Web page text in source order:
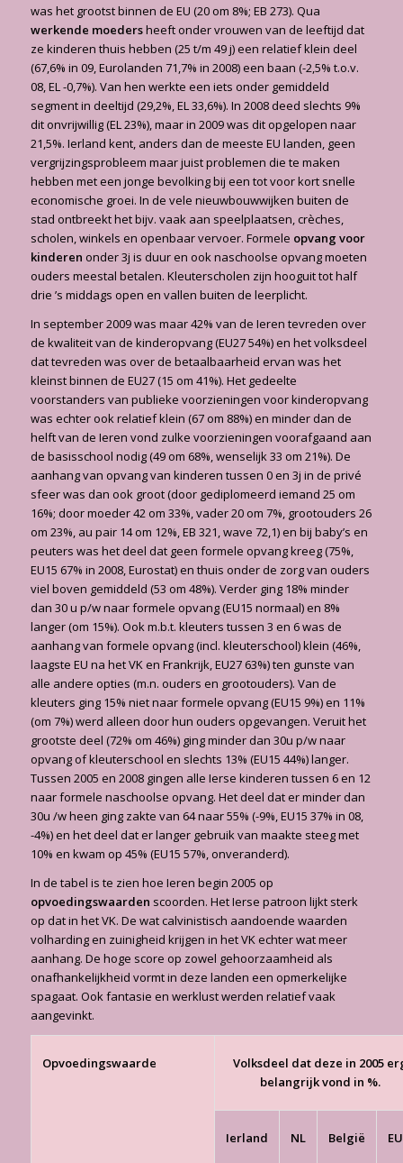
was het grootst binnen de EU (20 om 8%; EB 273). Qua
werkende moedersheeft onder vrouwen van de leeftijd dat
ze kinderen thuis hebben (25 t/m 49 j) een relatief klein deel
(67,6% in 09, Eurolanden 71,7% in 2008) een baan (-2,5% t.o.v.
08, EL -0,7%). Van hen werkte een iets onder gemiddeld
segment in deeltijd (29,2%, EL 33,6%). In 2008 deed slechts 9%
dit onvrijwillig (EL 23%), maar in 2009 was dit opgelopen naar
21,5%. Ierland kent, anders dan de meeste EU landen, geen
vergrijzingsprobleem maar juist problemen die te maken
hebben met een jonge bevolking bij een tot voor kort snelle
economische groei. In de vele nieuwbouwwijken buiten de
stad ontbreekt het bijv. vaak aan speelplaatsen, crèches,
scholen, winkels en openbaar vervoer. Formele opvang voor
kinderen onder 3j is duur en ook naschoolse opvang moeten
ouders meestal betalen. Kleuterscholen zijn hooguit tot half
drie ’s middags open en vallen buiten de leerplicht.
In september 2009 was maar 42% van de Ieren tevreden over
de kwaliteit van de kinderopvang (EU27 54%) en het volksdeel
dat tevreden was over de betaalbaarheid ervan was het
kleinst binnen de EU27 (15 om 41%). Het gedeelte
voorstanders van publieke voorzieningen voor kinderopvang
was echter ook relatief klein (67 om 88%) en minder dan de
helft van de Ieren vond zulke voorzieningen voorafgaand aan
de basisschool nodig (49 om 68%, wenselijk 33 om 21%). De
aanhang van opvang van kinderen tussen 0 en 3j in de privé
sfeer was dan ook groot (door gediplomeerd iemand 25 om
16%; door moeder 42 om 33%, vader 20 om 7%, grootouders 26
om 23%, au pair 14 om 12%, EB 321, wave 72,1) en bij baby’s en
peuters was het deel dat geen formele opvang kreeg (75%,
EU15 67% in 2008, Eurostat) en thuis onder de zorg van ouders
viel boven gemiddeld (53 om 48%). Verder ging 18% minder
dan 30 u p/w naar formele opvang (EU15 normaal) en 8%
langer (om 15%). Ook m.b.t. kleuters tussen 3 en 6 was de
aanhang van formele opvang (incl. kleuterschool) klein (46%,
laagste EU na het VK en Frankrijk, EU27 63%) ten gunste van
alle andere opties (m.n. ouders en grootouders). Van de
kleuters ging 15% niet naar formele opvang (EU15 9%) en 11%
(om 7%) werd alleen door hun ouders opgevangen. Veruit het
grootste deel (72% om 46%) ging minder dan 30u p/w naar
opvang of kleuterschool en slechts 13% (EU15 44%) langer.
Tussen 2005 en 2008 gingen alle Ierse kinderen tussen 6 en 12
naar formele naschoolse opvang. Het deel dat er minder dan
30u /w heen ging zakte van 64 naar 55% (-9%, EU15 37% in 08,
-4%) en het deel dat er langer gebruik van maakte steeg met
10% en kwam op 45% (EU15 57%, onveranderd).
In de tabel is te zien hoe Ieren begin 2005 op
opvoedingswaarden scoorden. Het Ierse patroon lijkt sterk
op dat in het VK. De wat calvinistisch aandoende waarden
volharding en zuinigheid krijgen in het VK echter wat meer
aanhang. De hoge score op zowel gehoorzaamheid als
onafhankelijkheid vormt in deze landen een opmerkelijke
spagaat. Ook fantasie en werklust werden relatief vaak
aangevinkt.
Opvoedingswaarde
Volksdeel dat deze in 2005
belangrijk vond in %.
Ierland NL België